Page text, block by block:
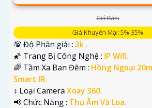
Giá Bán:
Giá Khuyến Mại: 5%-35%
💯 Độ Phân giải : 3k .
🌠 Trang Bị Công Nghệ : IP Wifi.
🌈 Tầm Xa Ban Đêm : Hồng Ngoại
Smart IR.
↕️ Loại Camera Xoay 360.
️📢 Chức Năng : Thu Âm Và Loa.